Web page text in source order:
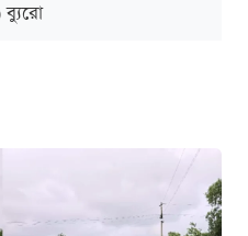
ব্যুরো